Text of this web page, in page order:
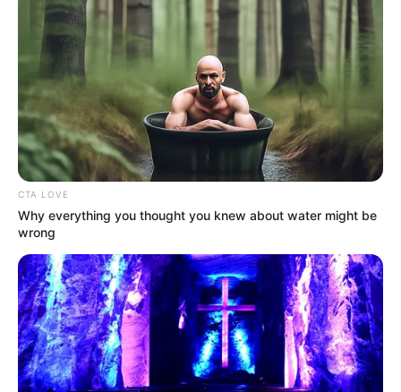
Tóth Vera a húsvéti hosszú hétvégén megnézte a
Magyar Péterről és a Tisza Pártról szóló Tavaszi
szél című dokumentumfilmet, erről posztolt is az
Instagram-oldalán. Mivel a sajtó is foglalkozott
vele, és számos visszajelzést kapott követőitől is,
később egy videóban beszélt részletesebben arról,
mit gondol a mai politikai helyzetről és a
választásokról.
Az énekesnő bevallotta, hogy fordulóponthoz
érkezett. „Azt hiszem, nálam most bezárul egy kör,
ma világosodtam meg” – fogalmazott a videóban,
hozzátéve, hogy eddig azért nem nyilvánult meg
CTA LOVE
Why everything you thought you knew about water might be
wrong